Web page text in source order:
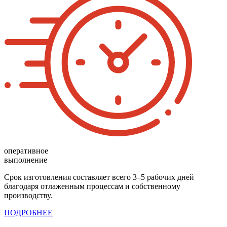
оперативное
выполнение
Срок изготовления составляет всего 3–5 рабочих дней
благодаря отлаженным процессам и собственному
производству.
ПОДРОБНЕЕ